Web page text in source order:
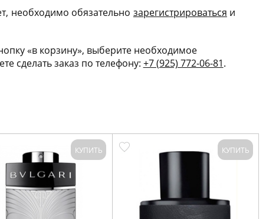
необходимо обязательно зарегистрироваться и
«в корзину», выберите необходимое
сделать заказ по телефону: +7 (925) 772-06-81.
КУПИТЬ КУПИТЬ